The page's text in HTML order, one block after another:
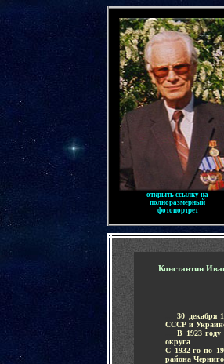
открыть ссылку на
полноразмерный
фотопортрет
Константин
30 декабря
СССР и
В 1923 году
округа
С 1932-го по
района